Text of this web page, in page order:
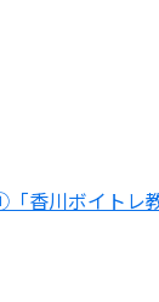
香川ボイトレ